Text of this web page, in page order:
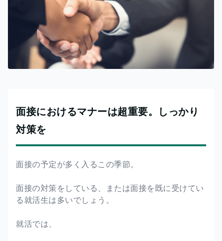
面接におけるマナーは超重要。しっかり
対策を
面接の予定が多く入るこの季節。
面接の対策をしている、または面接を既に受けてい
る就活生は多いでしょう。
就活では、